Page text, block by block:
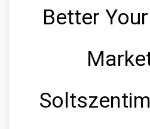
Better